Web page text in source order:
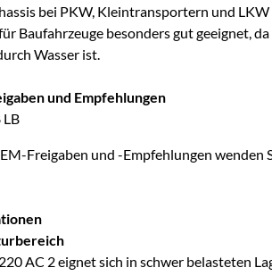
bei PKW, Kleintransportern und
Baufahrzeuge besonders gut geeignet,
Wasser ist.
und Empfehlungen
Freigaben und -Empfehlungen wenden
AC 2 eignet sich in schwer belasteten